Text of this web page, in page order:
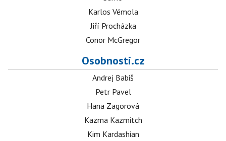
Karlos Vémola
Jiří Procházka
Conor McGregor
Osobnosti.cz
Andrej Babiš
Petr Pavel
Hana Zagorová
Kazma Kazmitch
Kim Kardashian